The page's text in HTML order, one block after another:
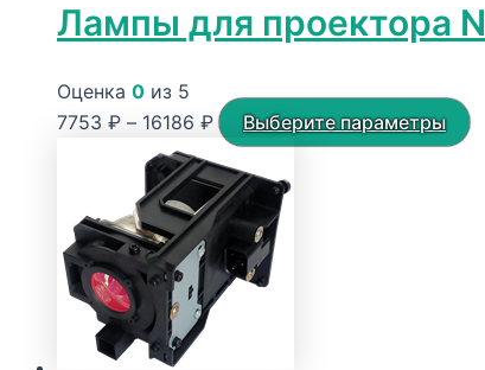
Лампы для проектора
Оценка 0 из 5
7753 ₽ – 16186 ₽Диапазон
цен:
7753 ₽
–
16186 ₽
Выберите параметры